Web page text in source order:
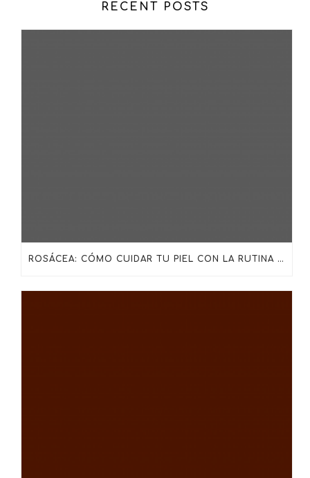
RECENT POSTS
ROSÁCEA: CÓMO CUIDAR TU PIEL CON LA RUTINA ADECUADA DE SKINCEUTICALS